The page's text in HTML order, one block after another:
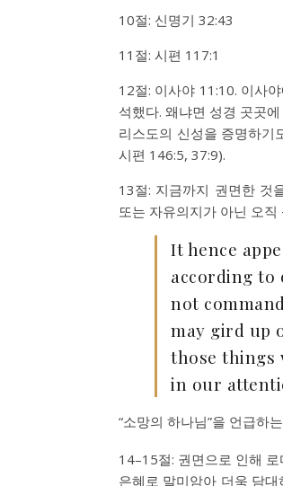
10절: 신명기 32:43
11절: 시편 117:1
12절: 이사야 11:10. 이사
석했다. 왜냐면 성경 곳곳
리스도의 신성을 증명하기
시편 146:5, 37:9).
13절: 지금까지 권면한 것
또는 자유의지가 아닌 오
It hence
according
not
may gird up
those things
in our
“소망의 하나님”을 언급하
14–15절: 권면으로 인해
은혜로 말미암아 더욱 담